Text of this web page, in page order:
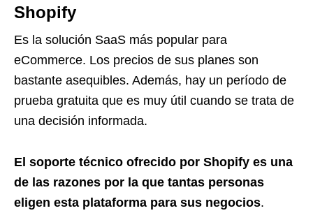
Shopify
Es la solución SaaS más popular para
eCommerce. Los precios de sus planes son
bastante asequibles. Además, hay un período de
prueba gratuita que es muy útil cuando se trata de
una decisión informada.
El soporte técnico ofrecido por Shopify es una
de las razones por la que tantas personas
eligen esta plataforma para sus negocios.